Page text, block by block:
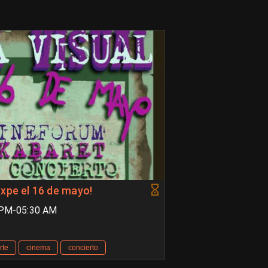
el 16 de mayo!
05:30 AM
cinema concierto